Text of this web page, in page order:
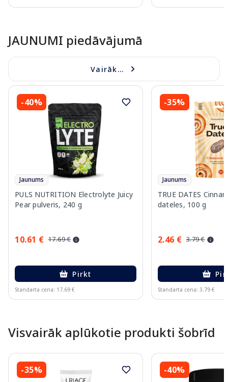
JAUNUMI piedāvājumā
Vairāk...
-40%
Jaunums
PULS NUTRITION Electrolyte Juicy
Pear pulveris, 240 g
10.61 € 17.69 €
Pirkt
Standarta cena: 17.69 €
-35%
Jaunums
TRUE DATES
dateles, 100 g
2.46 € 3.79 €
Standarta cena: 3.79 €
Visvairāk aplūkotie produkti šobrīd
-35% -40%